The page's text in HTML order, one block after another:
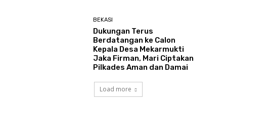
BEKASI
Dukungan Terus
Berdatangan ke Calon
Kepala Desa Mekarmukti
Jaka Firman, Mari Ciptakan
Pilkades Aman dan Damai
Load more